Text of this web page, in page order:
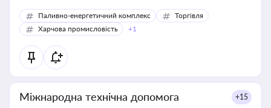
Паливно-енергетичний комплекс
Торгівля
Харчова промисловість
+1
Міжнародна технічна допомога +15